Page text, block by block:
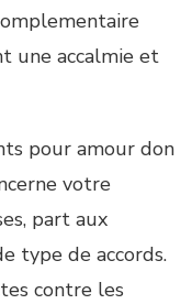
une accalmie et
pour amour don
votre
part aux
type de accords.
contre les